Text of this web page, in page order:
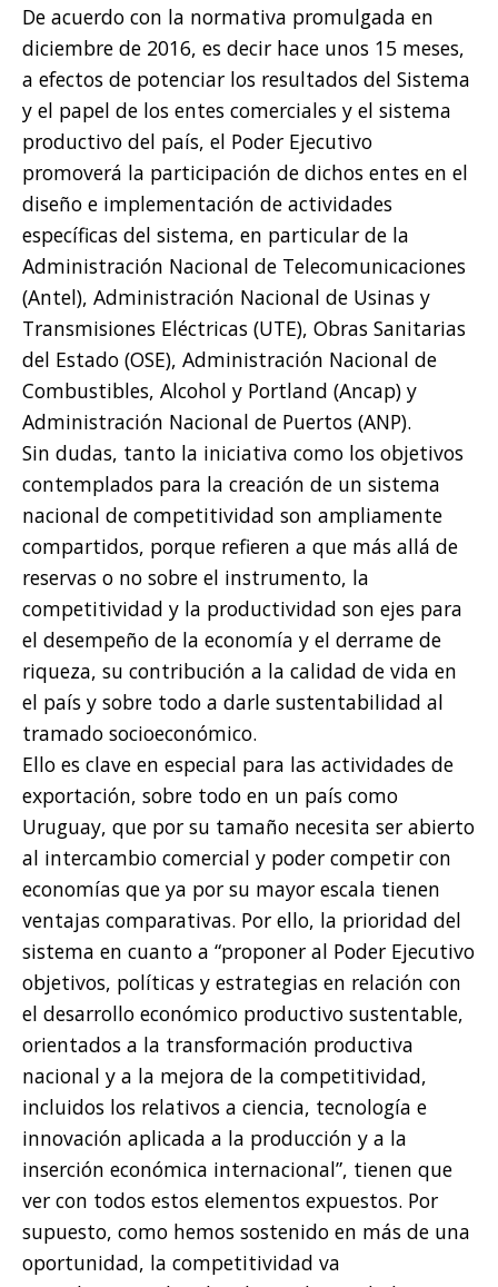
De acuerdo con la normativa promulgada en
diciembre de 2016, es decir hace unos 15 meses,
a efectos de potenciar los resultados del Sistema
y el papel de los entes comerciales y el sistema
productivo del país, el Poder Ejecutivo
promoverá la participación de dichos entes en el
diseño e implementación de actividades
específicas del sistema, en particular de la
Administración Nacional de Telecomunicaciones
(Antel), Administración Nacional de Usinas y
Transmisiones Eléctricas (UTE), Obras Sanitarias
del Estado (OSE), Administración Nacional de
Combustibles, Alcohol y Portland (Ancap) y
Administración Nacional de Puertos (ANP).
Sin dudas, tanto la iniciativa como los objetivos
contemplados para la creación de un sistema
nacional de competitividad son ampliamente
compartidos, porque refieren a que más allá de
reservas o no sobre el instrumento, la
competitividad y la productividad son ejes para
el desempeño de la economía y el derrame de
riqueza, su contribución a la calidad de vida en
el país y sobre todo a darle sustentabilidad al
tramado socioeconómico.
Ello es clave en especial para las actividades de
exportación, sobre todo en un país como
Uruguay, que por su tamaño necesita ser abierto
al intercambio comercial y poder competir con
economías que ya por su mayor escala tienen
ventajas comparativas. Por ello, la prioridad del
sistema en cuanto a “proponer al Poder Ejecutivo
objetivos, políticas y estrategias en relación con
el desarrollo económico productivo sustentable,
orientados a la transformación productiva
nacional y a la mejora de la competitividad,
incluidos los relativos a ciencia, tecnología e
innovación aplicada a la producción y a la
inserción económica internacional”, tienen que
ver con todos estos elementos expuestos. Por
supuesto, como hemos sostenido en más de una
oportunidad, la competitividad va